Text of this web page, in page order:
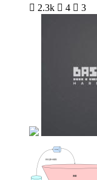
 2.3k  4  3